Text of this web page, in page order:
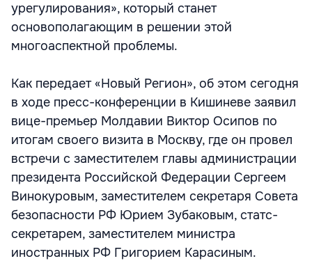
урегулирования», который станет
основополагающим в решении этой
многоаспектной проблемы.
Как передает «Новый Регион», об этом сегодня
в ходе пресс-конференции в Кишиневе заявил
вице-премьер Молдавии Виктор Осипов по
итогам своего визита в Москву, где он провел
встречи с заместителем главы администрации
президента Российской Федерации Сергеем
Винокуровым, заместителем секретаря Совета
безопасности РФ Юрием Зубаковым, статс-
секретарем, заместителем министра
иностранных РФ Григорием Карасиным.